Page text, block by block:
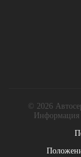
© 2026
Информация